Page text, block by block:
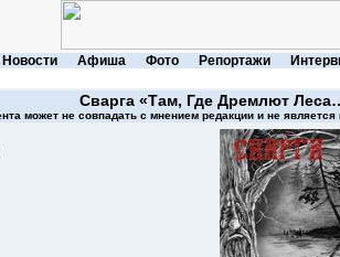
Новости Афиша Фото Репортажи
Сварга «Там, Где Дремлют
может не совпадать с мнением редакции и не является